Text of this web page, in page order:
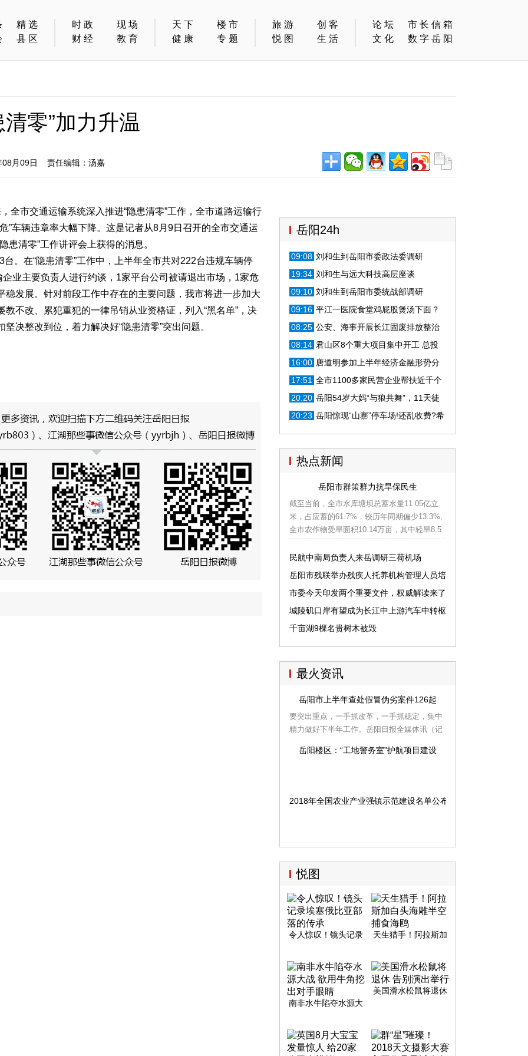
精选
县区
时政
现场
财经
教育
天下
楼市
健康
专题
旅游
创客
悦图
生活
论坛
市长信箱
文化
数字岳阳
零”加力升温
月09日 责任编辑：汤嘉
全市交通运输系统深入推进“隐患清零”工作，全市道路运输行
”车辆违章率大幅下降。这是记者从8月9日召开的全市交通运
患清零”工作讲评会上获得的消息。
。在“隐患清零”工作中，上半年全市共对222台违规车辆停
业主要负责人进行约谈，1家平台公司被请退出市场，1家危
发展。针对前段工作中存在的主要问题，我市将进一步加大
不改、累犯重犯的一律吊销从业资格证，列入“黑名单”，决
决整改到位，着力解决好“隐患清零”突出问题。
岳阳24h
09:08 刘和生到岳阳市委政法委调研
19:34 刘和生与远大科技高层座谈
09:10 刘和生到岳阳市委统战部调研
09:16 平江一医院食堂鸡屁股煲汤下面？
真相是...
08:25 公安、海事开展长江固废排放整治
专项行动
08:14 君山区8个重大项目集中开工 总投
资近15亿元
16:00 唐道明参加上半年经济金融形势分
析会
17:51 全市1100多家民营企业帮扶近千个
乡村，实施项目1400多个
20:20 岳阳54岁大妈“与狼共舞”，11天徒
步穿越100多条冰河，将继续挑战世界最
难……
20:23 岳阳惊现“山寨”停车场!还乱收费?希
望相关部门能管管！
热点新闻
岳阳市群策群力抗旱保民生
截至当前，全市水库塘坝总蓄水量11.05亿立
米，占应蓄的61.7%，较历年同期偏少13.3%,
全市农作物受旱面积10.14万亩，其中轻旱8.5
晴热高温天气，全市各地发生不同程度旱情。
旱的首要任务，摸清群众饮水困难情况，落实
解困措施，及时组织动员机关、工矿企业、武
警消防和抗旱服务队为群众送水，坚决杜绝因
全的事件发生。
民航中南局负责人来岳调研三荷机场
岳阳市残联举办残疾人托养机构管理人员培
训班
市委今天印发两个重要文件，权威解读来了
城陵矶口岸有望成为长江中上游汽车中转枢
纽港
千亩湖9棵名贵树木被毁
最火资讯
岳阳市上半年查处假冒伪劣案件126起
要突出重点，一手抓改革，一手抓稳定，集中
精力做好下半年工作。岳阳日报全媒体讯（记
刘学如、省消委秘书长吴卫等一行来岳开展消
工作汇报及意见建议后，省消保处和省消委领
做好新时期消费维权工作。
岳阳楼区：“工地警务室”护航项目建设
2018年全国农业产业强镇示范建设名单公布
悦图
令人惊叹！镜头记录
天生猎手！阿拉斯加
南非水牛陷夺水源大
美国滑水松鼠将退休